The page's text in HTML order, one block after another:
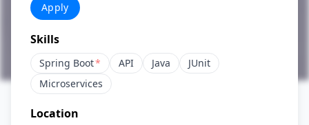
Apply
Skills
Spring Boot* API Java
JUnit
Microservices
Location